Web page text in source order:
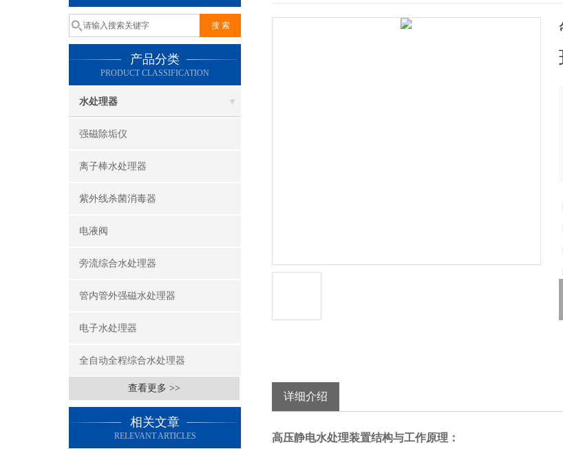
产品分类
PRODUCT CLASSIFICATION
水处理器
强磁除垢仪
离子棒水处理器
紫外线杀菌消毒器
电液阀
旁流综合水处理器
管内管外强磁水处理器
电子水处理器
全自动全程综合水处理器
查看更多 >>
相关文章
RELEVANT ARTICLES
详细介绍
高压静电水处理装置结构与工作原理：